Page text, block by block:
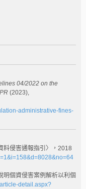
04/2022 on the
(2023),
administrative-fines-
料侵害通報指引〉，2018
明個資侵害案例解析以利個
detail.aspx?